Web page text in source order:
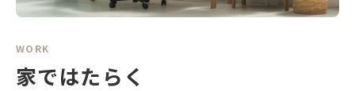
WORK
家ではたらく